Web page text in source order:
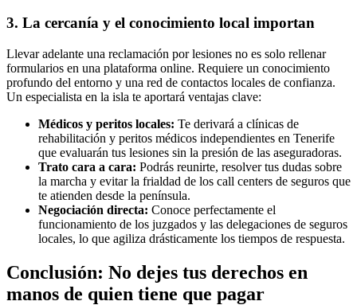
3. La cercanía y el conocimiento local importan
Llevar adelante una reclamación por lesiones no es solo rellenar
formularios en una plataforma online. Requiere un conocimiento
profundo del entorno y una red de contactos locales de confianza.
Un especialista en la isla te aportará ventajas clave:
Médicos y peritos locales: Te derivará a clínicas de
rehabilitación y peritos médicos independientes en Tenerife
que evaluarán tus lesiones sin la presión de las aseguradoras.
Trato cara a cara: Podrás reunirte, resolver tus dudas sobre
la marcha y evitar la frialdad de los call centers de seguros que
te atienden desde la península.
Negociación directa: Conoce perfectamente el
funcionamiento de los juzgados y las delegaciones de seguros
locales, lo que agiliza drásticamente los tiempos de respuesta.
Conclusión: No dejes tus derechos en
manos de quien tiene que pagar